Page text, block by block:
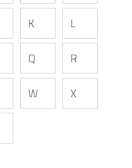
K L
Q R
W X